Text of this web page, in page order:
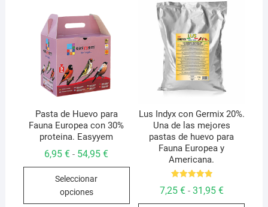
opciones
producto
Pasta de Huevo para
Fauna Europea con 30%
proteina. Easyyem
6,95€ - 54,95€Rango
precios:
Seleccionar
opciones
Este
producto
Lus Indyx con Germix 20%.
Una de las mejores
pastas de huevo para
Fauna Europea y
Americana.
con
7,25 € - 31,95 €Rango